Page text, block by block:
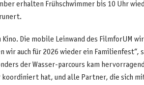
erhalten Frühschwimmer bis 10 Uhr
Die mobile Leinwand des FilmforUM
auch für 2026 wieder ein Familienfest“,
der Wasser-parcours kam
koordiniert hat, und alle Partner, die sich